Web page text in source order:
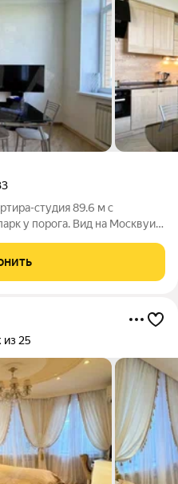
студия 89.6 м с
планировкой-
из 25